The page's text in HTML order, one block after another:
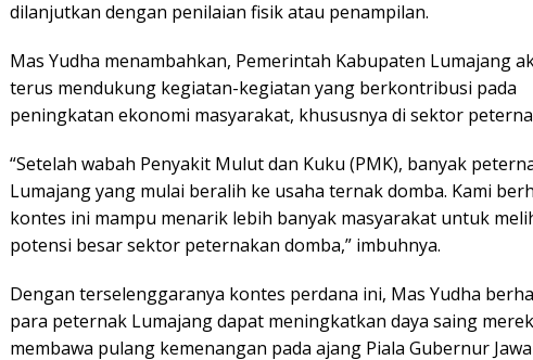
dilanjutkan dengan penilaian fisik atau penampilan.
Mas Yudha menambahkan, Pemerintah Kabupaten Lumajang
terus mendukung kegiatan-kegiatan yang berkontribusi pada
peningkatan ekonomi masyarakat, khususnya di sektor
“Setelah wabah Penyakit Mulut dan Kuku (PMK), banyak
Lumajang yang mulai beralih ke usaha ternak domba. Kami
kontes ini mampu menarik lebih banyak masyarakat untuk
potensi besar sektor peternakan domba,” imbuhnya.
Dengan terselenggaranya kontes perdana ini, Mas Yudha
para peternak Lumajang dapat meningkatkan daya saing
membawa pulang kemenangan pada ajang Piala Gubernur